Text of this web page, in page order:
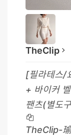
TheClip
[필라테스/
+ 바이커
팬츠(별도
TheClip-